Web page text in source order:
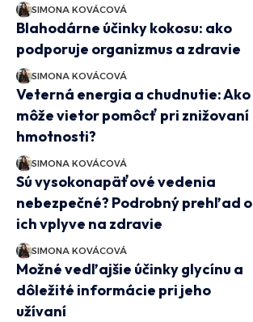
SIMONA KOVÁCOVÁ
Blahodárne účinky kokosu: ako
podporuje organizmus a zdravie
SIMONA KOVÁCOVÁ
Veterná energia a chudnutie: Ako
môže vietor pomôcť pri znižovaní
hmotnosti?
SIMONA KOVÁCOVÁ
Sú vysokonapäťové vedenia
nebezpečné? Podrobný prehľad o
ich vplyve na zdravie
SIMONA KOVÁCOVÁ
Možné vedľajšie účinky glycínu a
dôležité informácie pri jeho
užívaní